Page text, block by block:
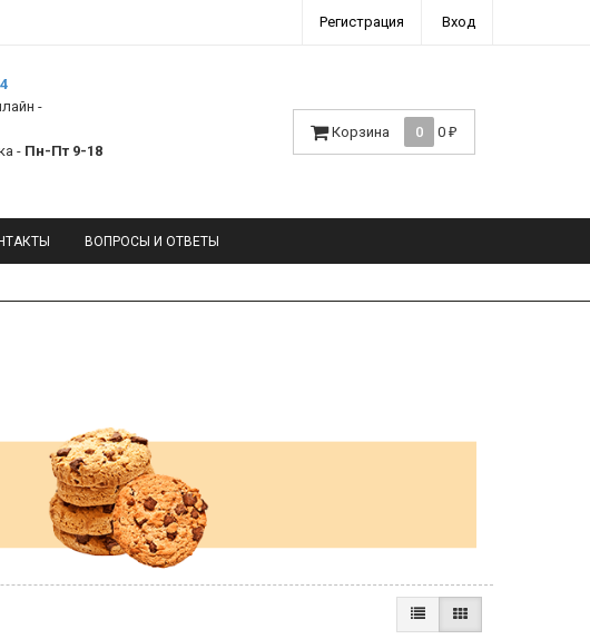
Регистрация Вход
-
- Пн-Пт 9-18
Корзина 0 0 ₽
ВОПРОСЫ И ОТВЕТЫ